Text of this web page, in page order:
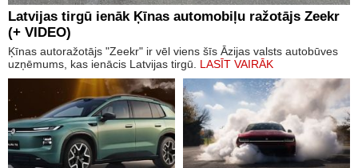
Latvijas tirgū ienāk Ķīnas automobiļu ražotājs Zeekr
(+ VIDEO)
Ķīnas autoražotājs "Zeekr" ir vēl viens šīs Āzijas valsts autobūves
uzņēmums, kas ienācis Latvijas tirgū. LASĪT VAIRĀK